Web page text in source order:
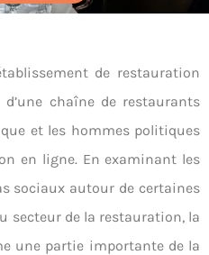
de restauration
chaîne de restaurants
et les hommes politiques
en ligne. En examinant les
sociaux autour de certaines
secteur de la restauration, la
une partie importante de la